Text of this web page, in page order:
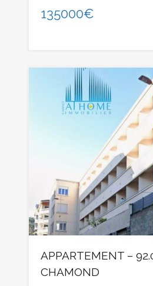
135000€
APPARTEMENT –
CHAMOND